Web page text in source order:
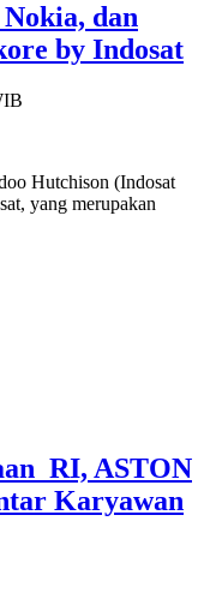
dan
by Indosat
Hutchison (Indosat
yang merupakan
RI, ASTON
Karyawan